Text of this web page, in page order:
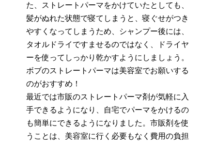
た、ストレートパーマをかけていたとしても、
髪がぬれた状態で寝てしまうと、寝 ぐせがつき
やすくなってしまうため、シャンプー後には、
タオルドライです ませるのではなく、ドライヤ
ーを使ってしっかり乾かすようにしましょ う。
ボブのストレートパーマは美容室でお願いする
のがおすすめ！
最近では市販のストレートパーマ剤が気軽に入
手できるようになり、自宅でパーマをかけるの
も簡単にできるようになりました。市販剤を使
うことは、美容室に行く必要もなく費用の負担